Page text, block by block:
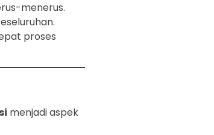
menerus.
proses
menjadi aspek